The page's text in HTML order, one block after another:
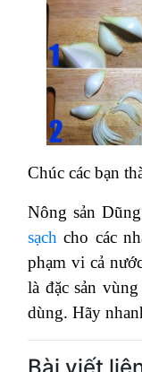
Chúc các bạn
Nông sản
sạch cho các
phạm vi cả
là đặc sản
dùng. Hãy